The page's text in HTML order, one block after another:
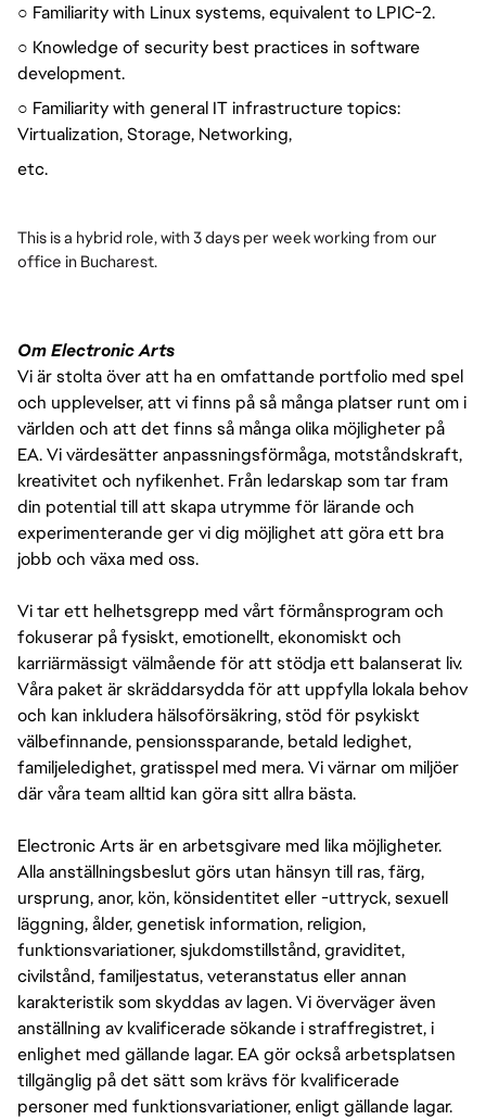
○ Familiarity with Linux systems, equivalent to LPIC-2.
○ Knowledge of security best practices in software
development.
○ Familiarity with general IT infrastructure topics:
Virtualization, Storage, Networking,
etc.
This is a hybrid role, with 3 days per week working from our
office in Bucharest.
Om Electronic Arts
Vi är stolta över att ha en omfattande portfolio med spel
och upplevelser, att vi finns på så många platser runt om i
världen och att det finns så många olika möjligheter på
EA. Vi värdesätter anpassningsförmåga, motståndskraft,
kreativitet och nyfikenhet. Från ledarskap som tar fram
din potential till att skapa utrymme för lärande och
experimenterande ger vi dig möjlighet att göra ett bra
jobb och växa med oss.
Vi tar ett helhetsgrepp med vårt förmånsprogram och
fokuserar på fysiskt, emotionellt, ekonomiskt och
karriärmässigt välmående för att stödja ett balanserat liv.
Våra paket är skräddarsydda för att uppfylla lokala behov
och kan inkludera hälsoförsäkring, stöd för psykiskt
välbefinnande, pensionssparande, betald ledighet,
familjeledighet, gratisspel med mera. Vi värnar om miljöer
där våra team alltid kan göra sitt allra bästa.
Electronic Arts är en arbetsgivare med lika möjligheter.
Alla anställningsbeslut görs utan hänsyn till ras, färg,
ursprung, anor, kön, könsidentitet eller -uttryck, sexuell
läggning, ålder, genetisk information, religion,
funktionsvariationer, sjukdomstillstånd, graviditet,
civilstånd, familjestatus, veteranstatus eller annan
karakteristik som skyddas av lagen. Vi överväger även
anställning av kvalificerade sökande i straffregistret, i
enlighet med gällande lagar. EA gör också arbetsplatsen
tillgänglig på det sätt som krävs för kvalificerade
personer med funktionsvariationer, enligt gällande lagar.